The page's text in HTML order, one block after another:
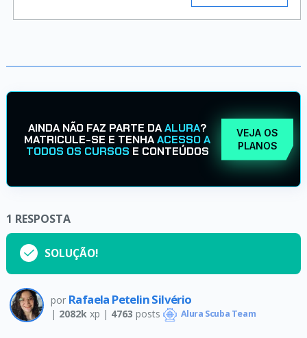
AINDA NÃO FAZ PARTE DAALURA?
MATRICULE-SE E TENHAACESSO A
TODOS OS CURSOS E CONTEÚDOS
VEJA OS
PLANOS
1 RESPOSTA
SOLUÇÃO!
por Rafaela Petelin Silvério
| 2082k xp | 4763 posts Alura Scuba Team